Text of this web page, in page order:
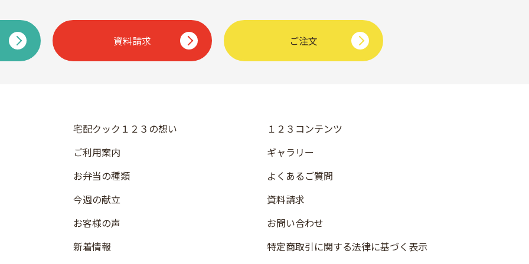
資料請求 ご注文
宅配クック１２３の想い
ご利用案内
お弁当の種類
今週の献立
お客様の声
新着情報
１２３コンテンツ
ギャラリー
よくあるご質問
資料請求
お問い合わせ
特定商取引に関する法律に基づく表示